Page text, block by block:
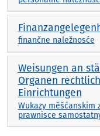
finančne naležnosće
Weisungen an
Organen
Einrichtungen
Wukazy měšćanskim
prawnisce